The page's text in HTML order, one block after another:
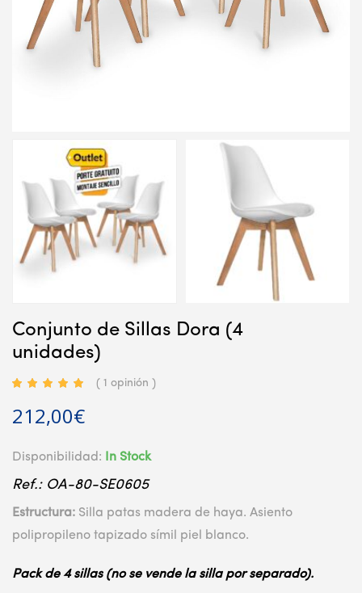
Conjunto de Sillas Dora (4
unidades)
( 1 opinión )
212,00€
Disponibilidad: In Stock
Ref.: OA-80-SE0605
Estructura: Silla patas madera de haya. Asiento
polipropileno tapizado símil piel blanco.
Pack de 4 sillas (no se vende la silla por separado).